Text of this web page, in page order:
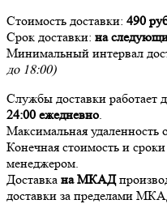
Стоимость доставки: 490
Срок доставки: на
Минимальный интервал
до 18:00)
Службы доставки работает
24:00 ежедневно.
Максимальная
Конечная стоимость и
менеджером.
Доставка на МКАД
доставки за пределами